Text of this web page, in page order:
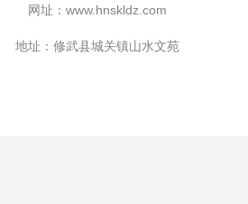
网址： www.hnskldz.com
地址：修武县城关镇山水文苑